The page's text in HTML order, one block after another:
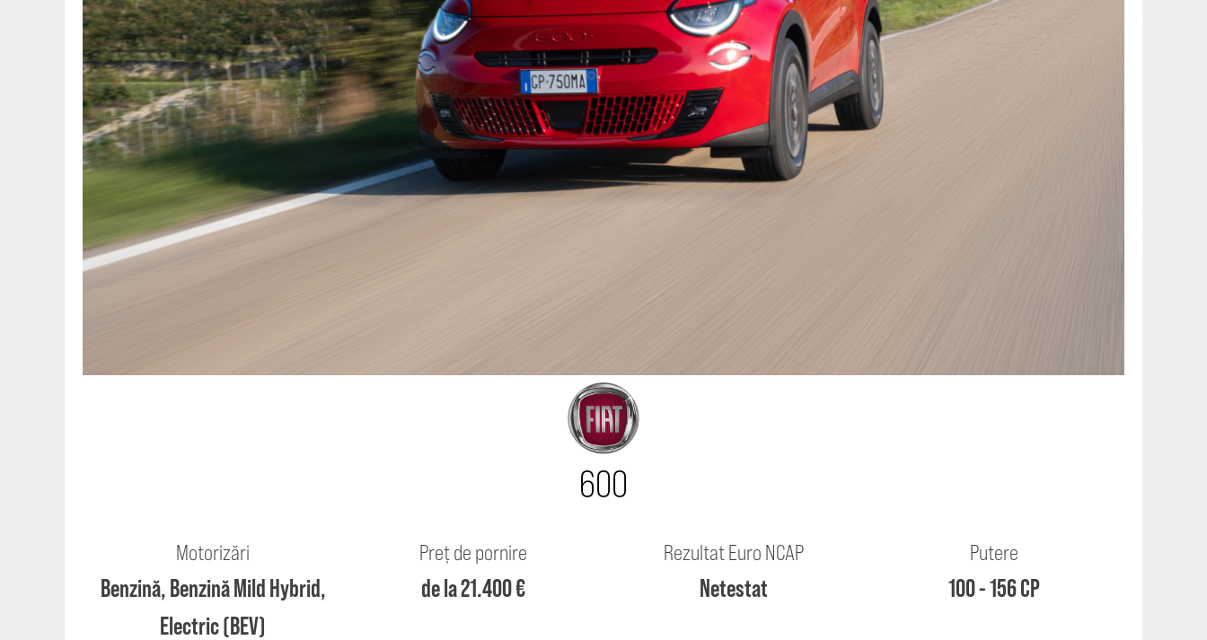
600
Motorizări
Benzină, Benzină Mild Hybrid,
Electric (BEV)
Preț de pornire
de la 21.400 €
Rezultat Euro NCAP
Netestat
Putere
100 - 156 CP